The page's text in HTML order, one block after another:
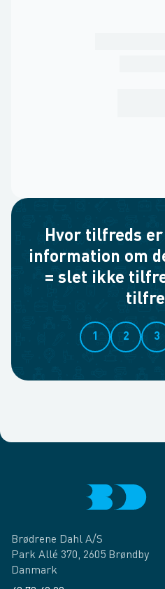
Hvor tilfreds er
information om
= slet ikke
1 2 3
Brødrene Dahl A/S
Park Allé 370, 2605 Brøndby
Danmark